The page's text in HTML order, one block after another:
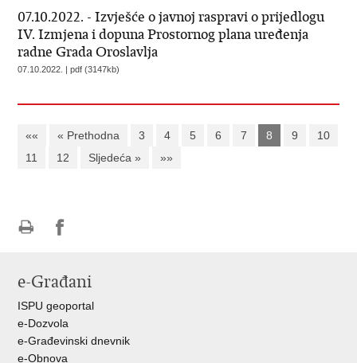
07.10.2022. - Izvješće o javnoj raspravi o prijedlogu
IV. Izmjena i dopuna Prostornog plana uređenja
radne Grada Oroslavlja
07.10.2022. | pdf (3147kb)
«« « Prethodna 3 4 5 6 7 8 9
10
11
12 Sljedeća » »»
FacebookuTwitteru
e-Građani
ISPU geoportal
e-Dozvola
e-Građevinski dnevnik
e-Obnova